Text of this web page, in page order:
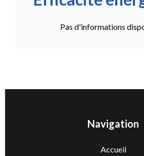
Pas d'informations
Navigation
Accueil